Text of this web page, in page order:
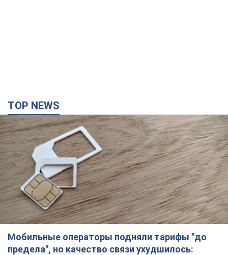
TOP NEWS
Мобильные операторы подняли тарифы "до
предела", но качество связи ухудшилось: